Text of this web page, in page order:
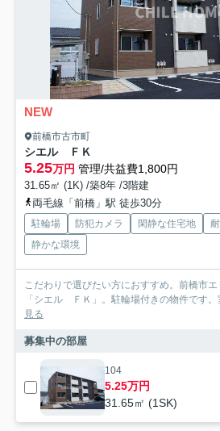
NEW
前橋市古市町
シエル ＦＫ
5.25万円 管理/共益費1,800円
31.65㎡ (1K) /築8年 /3階建
両毛線「前橋」駅 徒歩30分
駐輪場 防犯カメラ 閑静な住宅地
静かな環境
こだわりで選びたい方におすすめ。前橋市
「シエル ＦＫ」。駐輪場付きの物件です
見る
募集中の部屋
104
5.25万円
31.65㎡ (1SK)